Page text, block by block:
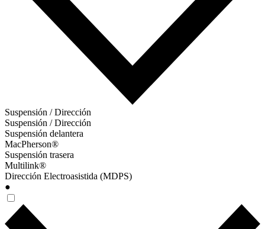
Suspensión / Dirección
Suspensión / Dirección
Suspensión delantera
MacPherson®
Suspensión trasera
Multilink®
Dirección Electroasistida (MDPS)
●